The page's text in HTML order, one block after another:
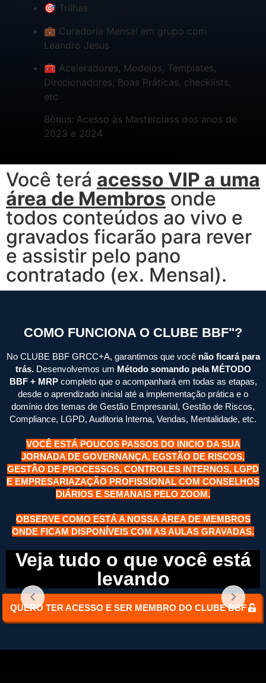
🎯 Trilhas
💼 Curadoria Mensal em grupo com
Leandro Jesus
🧰 Aceleradores, Modelos, Templates,
Direcionadores, Boas Práticas, checklists,
etc
Bônus: Acesso às Masterclass dos anos de
2023 e 2024
Você terá acesso VIP a uma
área de Membros onde
todos conteúdos ao vivo e
gravados ficarão para rever
e assistir pelo pano
contratado (ex. Mensal).
COMO FUNCIONA O CLUBE BBF"?
No CLUBE BBF GRCC+A, garantimos que você não ficará para
trás.Desenvolvemos um Método somando pela MÉTODO
BBF + MRP completo que o acompanhará em todas as etapas,
desde o aprendizado inicial até a implementação prática e o
domínio dos temas de Gestão Empresarial, Gestão de Riscos,
Compliance, LGPD, Auditoria Interna, Vendas, Mentalidade, etc.
VOCÊ ESTÁ POUCOS PASSOS DO INICIO DA SUA
JORNADA DE GOVERNANÇA, EGSTÃO DE RISCOS,
GESTÃO DE PROCESSOS, CONTROLES INTERNOS, LGPD
E EMPRESARIAZAÇÃO PROFISSIONAL COM CONSELHOS
DIÁRIOS E SEMANAIS PELO ZOOM.
OBSERVE COMO ESTÁ A NOSSA ÁREA DE MEMBROS
ONDE FICAM DISPONÍVEIS COM AS AULAS GRAVADAS.
Veja tudo o que você está
levando
QUERO TER ACESSO E SER MEMBRO DO CLUBE BBF